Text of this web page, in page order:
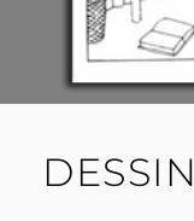
DESSIN